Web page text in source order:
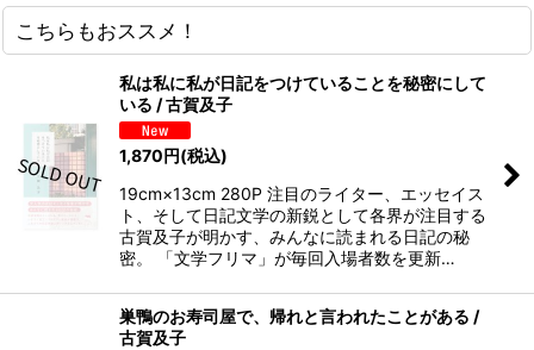
こちらもおススメ！
私は私に私が日記をつけていることを秘密にして
いる / 古賀及子
1,870円(税込)
19cm×13cm 280P 注目のライター、エッセイス
ト、そして日記文学の新鋭として各界が注目する
古賀及子が明かす、みんなに読まれる日記の秘
密。 「文学フリマ」が毎回入場者数を更新…
巣鴨のお寿司屋で、帰れと言われたことがある /
古賀及子